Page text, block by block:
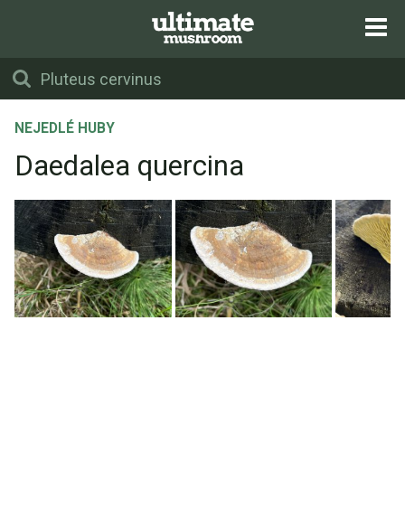
NEJEDLÉ HUBY
Daedalea quercina